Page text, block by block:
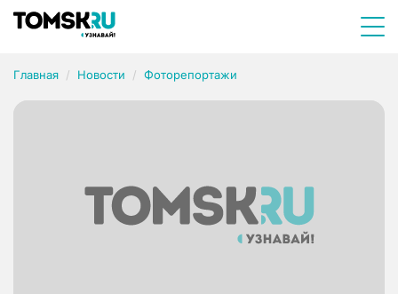
Главная Новости Фоторепортажи